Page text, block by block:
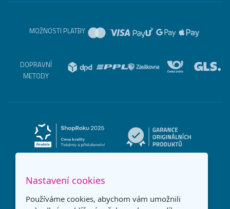
MOŽNOSTI PLATBY
DOPRAVNÍ
METODY
Nastavení cookies
Používáme cookies, abychom vám umožnili